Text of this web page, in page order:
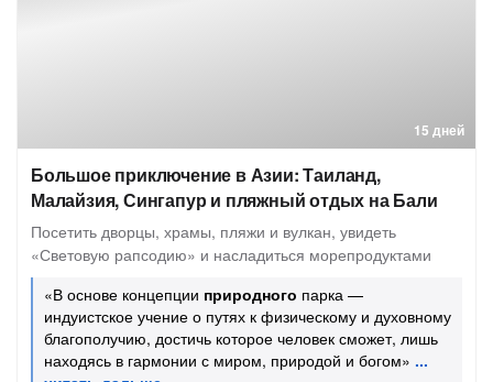
15 дней
Большое приключение в Азии: Таиланд,
Малайзия, Сингапур и пляжный отдых на Бали
Посетить дворцы, храмы, пляжи и вулкан, увидеть
«Световую рапсодию» и насладиться морепродуктами
«В основе концепции природного парка —
индуистское учение о путях к физическому и духовному
благополучию, достичь которое человек сможет, лишь
находясь в гармонии с миром, природой и богом»